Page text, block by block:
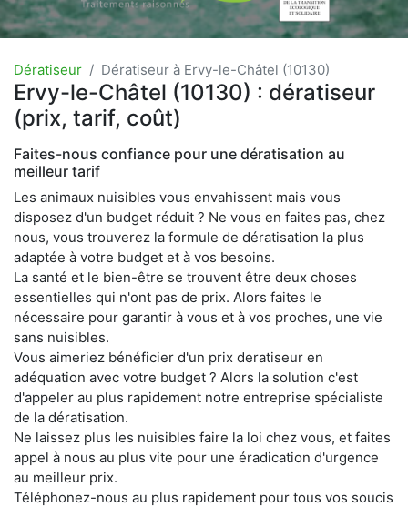
Dératiseur Dératiseur à Ervy-le-Châtel (10130)
Ervy-le-Châtel (10130) : dératiseur
(prix, tarif, coût)
Faites-nous confiance pour une dératisation au
meilleur tarif
Les animaux nuisibles vous envahissent mais vous
disposez d'un budget réduit ? Ne vous en faites pas, chez
nous, vous trouverez la formule de dératisation la plus
adaptée à votre budget et à vos besoins.
La santé et le bien-être se trouvent être deux choses
essentielles qui n'ont pas de prix. Alors faites le
nécessaire pour garantir à vous et à vos proches, une vie
sans nuisibles.
Vous aimeriez bénéficier d'un prix deratiseur en
adéquation avec votre budget ? Alors la solution c'est
d'appeler au plus rapidement notre entreprise spécialiste
de la dératisation.
Ne laissez plus les nuisibles faire la loi chez vous, et faites
appel à nous au plus vite pour une éradication d'urgence
au meilleur prix.
Téléphonez-nous au plus rapidement pour tous vos soucis